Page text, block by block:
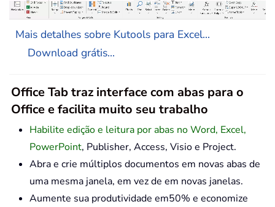
Mais detalhes sobre Kutools para Excel...
Download grátis...
Office Tab traz interface com abas para o
Office e facilita muito seu trabalho
Habilite edição e leitura por abas no Word, Excel,
PowerPoint, Publisher, Access, Visio e Project.
Abra e crie múltiplos documentos em novas abas de
uma mesma janela, em vez de em novas janelas.
Aumente sua produtividade em50% e economize